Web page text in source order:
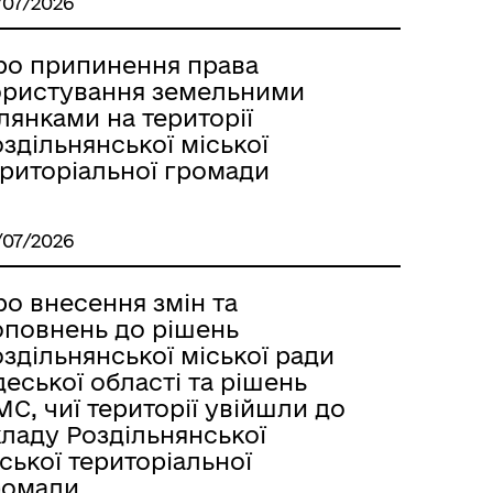
припинення права
земельними
на території
міської
громади
2026
внесення змін та
до рішень
міської ради
області та рішень
чиї території увійшли до
Роздільнянської
територіальної